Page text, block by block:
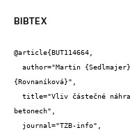
BIBTEX
@article{BUT114664,
{Rovnaníková}",
betonech",